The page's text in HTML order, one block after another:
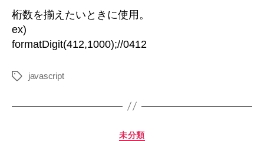
桁数を揃えたいときに使用。
ex)
formatDigit(412,1000);//0412
タ
javascript
カ
未分類